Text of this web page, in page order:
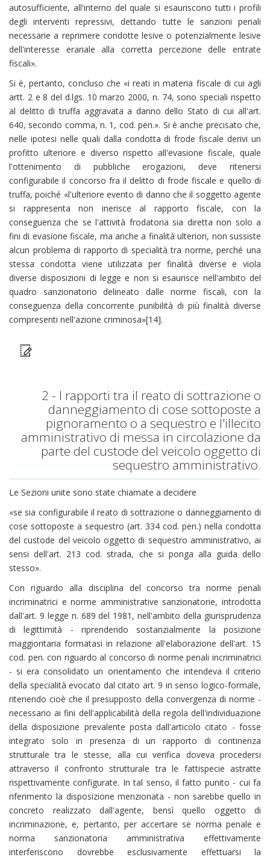
autosufficiente, all'interno del quale si esauriscono tutti i profili
degli interventi repressivi, dettando tutte le sanzioni penali
necessarie a reprimere condotte lesive o potenzialmente lesive
dell'interesse erariale alla corretta percezione delle entrate
fiscali».
Si è, pertanto, concluso che «i reati in materia fiscale di cui agli
artt. 2 e 8 del d.lgs. 10 marzo 2000, n. 74, sono speciali rispetto
al delitto di truffa aggravata a danno dello Stato di cui all'art.
640, secondo comma, n. 1, cod. pen.». Si è anche precisato che,
nelle ipotesi nelle quali dalla condotta di frode fiscale derivi un
profitto ulteriore e diverso rispetto all'evasione fiscale, quale
l'ottenimento di pubbliche erogazioni, deve ritenersi
configurabile il concorso fra il delitto di frode fiscale e quello di
truffa, poiché «l'ulteriore evento di danno che il soggetto agente
si rappresenta non inerisce al rapporto fiscale, con la
conseguenza che se l'attività frodatoria sia diretta non solo a
fini di evasione fiscale, ma anche a finalità ulteriori, non sussiste
alcun problema di rapporto di specialità tra norme, perché una
stessa condotta viene utilizzata per finalità diverse e viola
diverse disposizioni di legge e non si esaurisce nell'ambito del
quadro sanzionatorio delineato dalle norme fiscali, con la
conseguenza della concorrente punibilità di più finalità diverse
compresenti nell'azione criminosa»[14].
2 - I rapporti tra il reato di sottrazione o
danneggiamento di cose sottoposte a
pignoramento o a sequestro e l'illecito
amministrativo di messa in circolazione da
parte del custode del veicolo oggetto di
sequestro amministrativo.
Le Sezioni unite sono state chiamate a decidere
«se sia configurabile il reato di sottrazione o danneggiamento di
cose sottoposte a sequestro (art. 334 cod. pen.) nella condotta
del custode del veicolo oggetto di sequestro amministrativo, ai
sensi dell'art. 213 cod. strada, che si ponga alla guida dello
stesso».
Con riguardo alla disciplina del concorso tra norme penali
incriminatrici e norme amministrative sanzionatorie, introdotta
dall'art. 9 legge n. 689 del 1981, nell'ambito della giurisprudenza
di legittimità - riprendendo sostanzialmente la posizione
maggioritaria formatasi in relazione all'elaborazione dell'art. 15
cod. pen. con riguardo al concorso di norme penali incriminatrici
- si era consolidato un orientamento che intendeva il criterio
della specialità evocato dal citato art. 9 in senso logico-formale,
ritenendo cioè che il presupposto della convergenza di norme -
necessario ai fini dell'applicabilità della regola dell'individuazione
della disposizione prevalente posta dall'articolo citato - fosse
integrato solo in presenza di un rapporto di continenza
strutturale tra le stesse, alla cui verifica doveva procedersi
attraverso il confronto strutturale tra le fattispecie astratte
rispettivamente configurate. In tal senso, il fatto punito - cui fa
riferimento la disposizione menzionata - non sarebbe quello in
concreto realizzato dall'agente, bensì quello oggetto di
incriminazione, e, pertanto, per accertare se norma penale e
norma sanzionatoria amministrativa effettivamente
interferiscono dovrebbe esclusivamente effettuarsi la